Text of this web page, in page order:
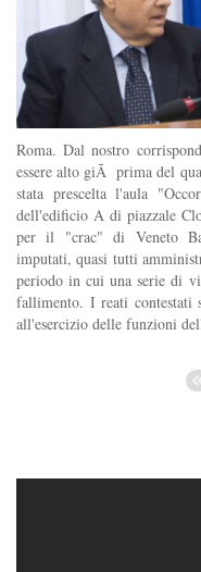
Roma. Dal nostro
essere alto giÃ prima del
stata prescelta l'aula
dell'edificio A di piazzale
per il "crac" di Veneto
imputati, quasi tutti
periodo in cui una serie di
fallimento. I reati contestati
all'esercizio delle funzioni